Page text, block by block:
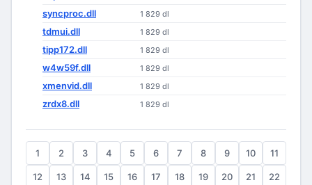
syncproc.dll 1 829 dl
tdmui.dll 1 829 dl
tipp172.dll 1 829 dl
w4w59f.dll 1 829 dl
xmenvid.dll 1 829 dl
zrdx8.dll 1 829 dl
1 2 3 4 5 6 7 8 9 10 11
12 13 14 15 16 17 18 19 20 21 22